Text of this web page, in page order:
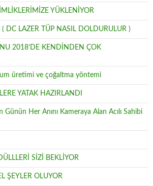
YÜKLENİYOR
DC LAZER TÜP NASIL DOLDURULUR )
2018’DE KENDİNDEN ÇOK
üretimi ve çoğaltma yöntemi
YATAK HAZIRLANDI
Günün Her Anını Kameraya Alan Acılı Sahibi
SİZİ BEKLİYOR
ŞEYLER OLUYOR